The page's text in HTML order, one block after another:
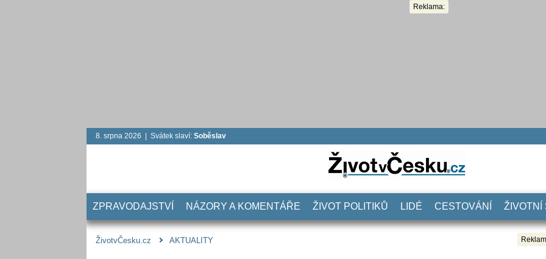
Reklama:
8. srpna 2026 | Svátek slaví: Soběslav
ZPRAVODAJSTVÍ NÁZORY A KOMENTÁŘE ŽIVOT POLITIKŮ LIDÉ CESTOVÁNÍ ŽIVOTNÍ
ŽivotvČesku.cz AKTUALITY